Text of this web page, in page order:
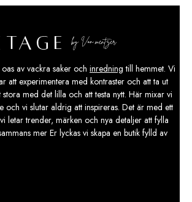
749,00 kr.
249,00 kr.
av vackra saker och inredning till hemmet. Vi
att experimentera med kontraster och att ta ut
med det lilla och att testa nytt. Här mixar vi
och vi slutar aldrig att inspireras. Det är med ett
letar trender, märken och nya detaljer att fylla
mer Er lyckas vi skapa en butik fylld av